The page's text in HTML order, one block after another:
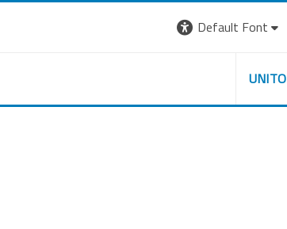
Default Font
UNITO